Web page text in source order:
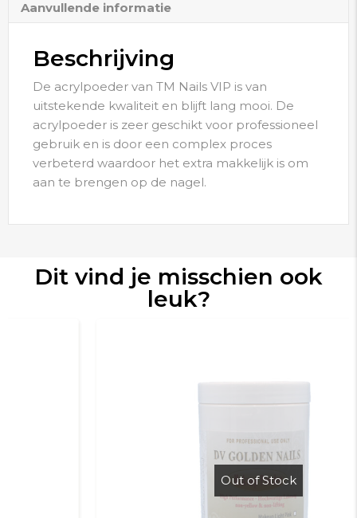
Aanvullende informatie
Beschrijving
De acrylpoeder van TM Nails VIP is van
uitstekende kwaliteit en blijft lang mooi. De
acrylpoeder is zeer geschikt voor professioneel
gebruik en is door een complex proces
verbeterd waardoor het extra makkelijk is om
aan te brengen op de nagel.
Dit vind je misschien ook
leuk?
Out of Stock